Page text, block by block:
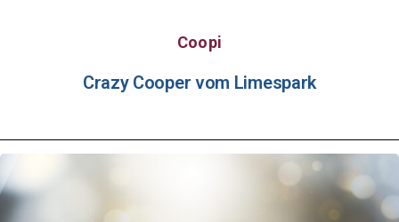
Coopi
Crazy Cooper vom Limespark